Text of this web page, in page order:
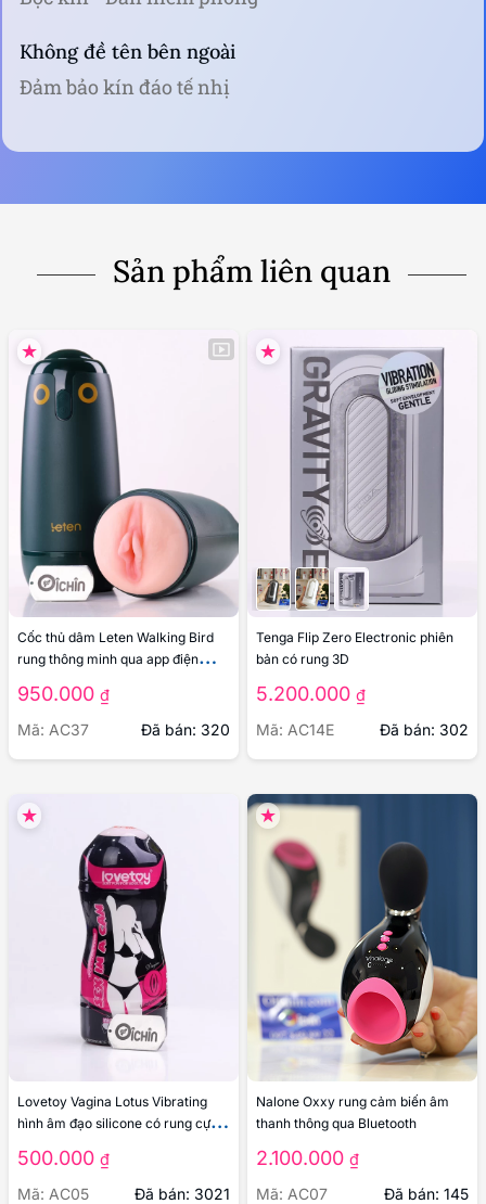
Không đề tên bên ngoài
Đảm bảo kín đáo tế nhị
Sản phẩm liên quan
Cốc thủ dâm Leten Walking Bird
rung thông minh qua app điện
950.000 ₫
Mã: AC37
Đã bán: 320
Tenga Flip Zero Electronic phiên
bản có rung 3D
5.200.000 ₫
Mã: AC14E
Đã bán: 302
Lovetoy Vagina Lotus Vibrating
hình âm đạo silicone có rung cực
500.000 ₫
Mã: AC05
Đã bán: 3021
Nalone Oxxy rung cảm biến âm
thanh thông qua Bluetooth
2.100.000 ₫
Mã: AC07
Đã bán: 145